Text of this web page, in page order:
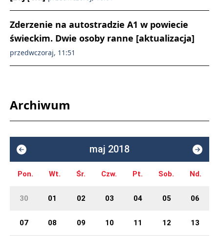
Zderzenie na autostradzie A1 w powiecie
świeckim. Dwie osoby ranne [aktualizacja]
przedwczoraj, 11:51
Archiwum
maj 2018
Pon. Wt. Śr. Czw. Pt. Sob. Nd.
30 01 02 03 04 05 06
07 08 09 10 11 12 13